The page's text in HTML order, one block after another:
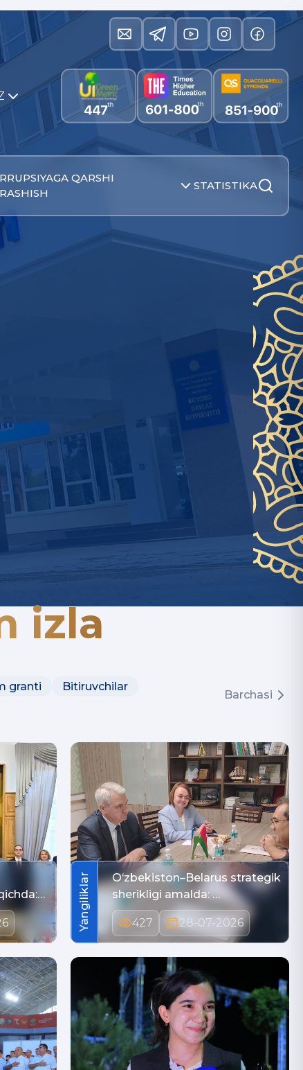
QARSHI
STATISTIKA
izla
granti
Bitiruvchilar
Barchasi
Yangiliklar
O‘zbekiston–Belarus strategik
sherikligi amalda: …
427 28-07-2026